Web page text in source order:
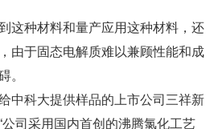
这种材料和量产应用这种材料，还
由于固态电解质难以兼顾性能和成
。
中科大提供样品的上市公司三祥新
司采用国内首创的沸腾氯化工艺